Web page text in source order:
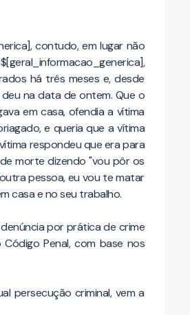
contudo, em lugar não
há três meses e, desde
na data de ontem. Que o
em casa, ofendia a vítima
e queria que a vítima
respondeu que era para
morte dizendo "vou pôr os
pessoa, eu vou te matar
casa e no seu trabalho.
por prática de crime
Penal, com base nos
persecução criminal, vem a